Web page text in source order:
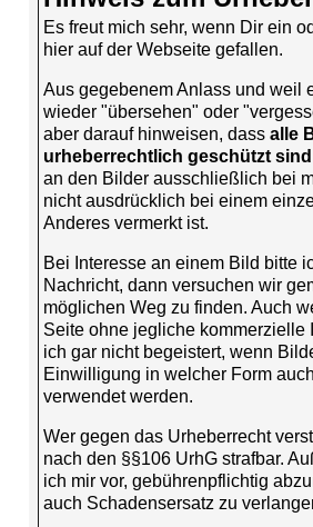
Es freut mich sehr, wenn Dir ein
hier auf der Webseite gefallen.
Aus gegebenem Anlass und weil
wieder "übersehen" oder
aber darauf hinweisen, dassalle
urheberrechtlich geschützt sind
an den Bilder ausschließlich bei
nicht ausdrücklich bei einem
Anderes vermerkt ist.
Bei Interesse an einem Bild bitte
Nachricht, dann versuchen wir
möglichen Weg zu finden. Auch
Seite ohne jegliche kommerzielle
ich gar nicht begeistert, wenn
Einwilligung in welcher Form
verwendet werden.
Wer gegen das Urheberrecht
nach den §§106 UrhG strafbar.
ich mir vor, gebührenpflichtig
auch Schadensersatz zu